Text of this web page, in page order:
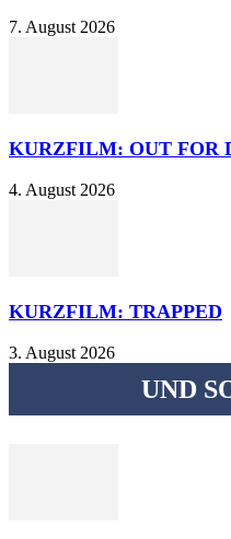
7. August 2026
KURZFILM: OUT FOR
4. August 2026
KURZFILM: TRAPPED
3. August 2026
UND